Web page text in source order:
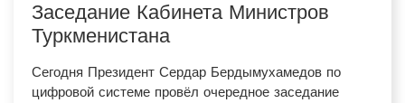
Заседание Кабинета Министров
Туркменистана
Сегодня Президент Сердар Бердымухамедов по
цифровой системе провёл очередное заседание